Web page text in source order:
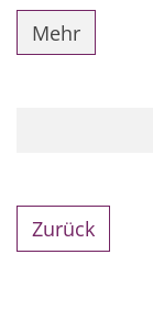
Mehr
Zurück